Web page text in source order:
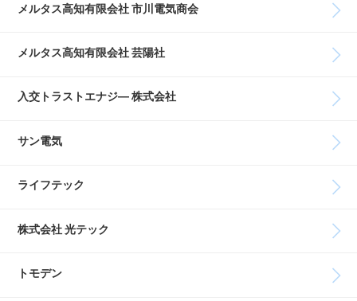
メルタス高知有限会社 市川電気商会
メルタス高知有限会社 芸陽社
入交トラストエナジ― 株式会社
サン電気
ライフテック
株式会社 光テック
トモデン